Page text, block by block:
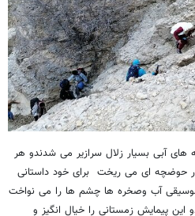
آبی بسیار زلال سرازیر می شدندو هر
حوضچه ای می ریخت برای خود داستانی
آب وصخره ها چشم ها را می نواخت
پیمایش زمستانی را خیال انگیز و